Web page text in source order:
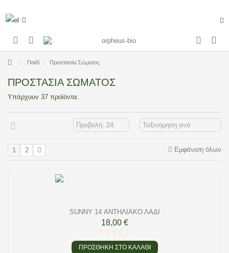
Παιδί Προστασία Σώματος
ΠΡΟΣΤΑΣΊΑ ΣΏΜΑΤΟΣ
Υπάρχουν 37 προϊόντα.
Εμφάνιση όλων
1 2
SUNNY 14 ΑΝΤΗΛΙΑΚΌ ΛΆΔΙ
18,00 €
ΠΡΟΣΘΉΚΗ ΣΤΟ ΚΑΛΆΘΙ